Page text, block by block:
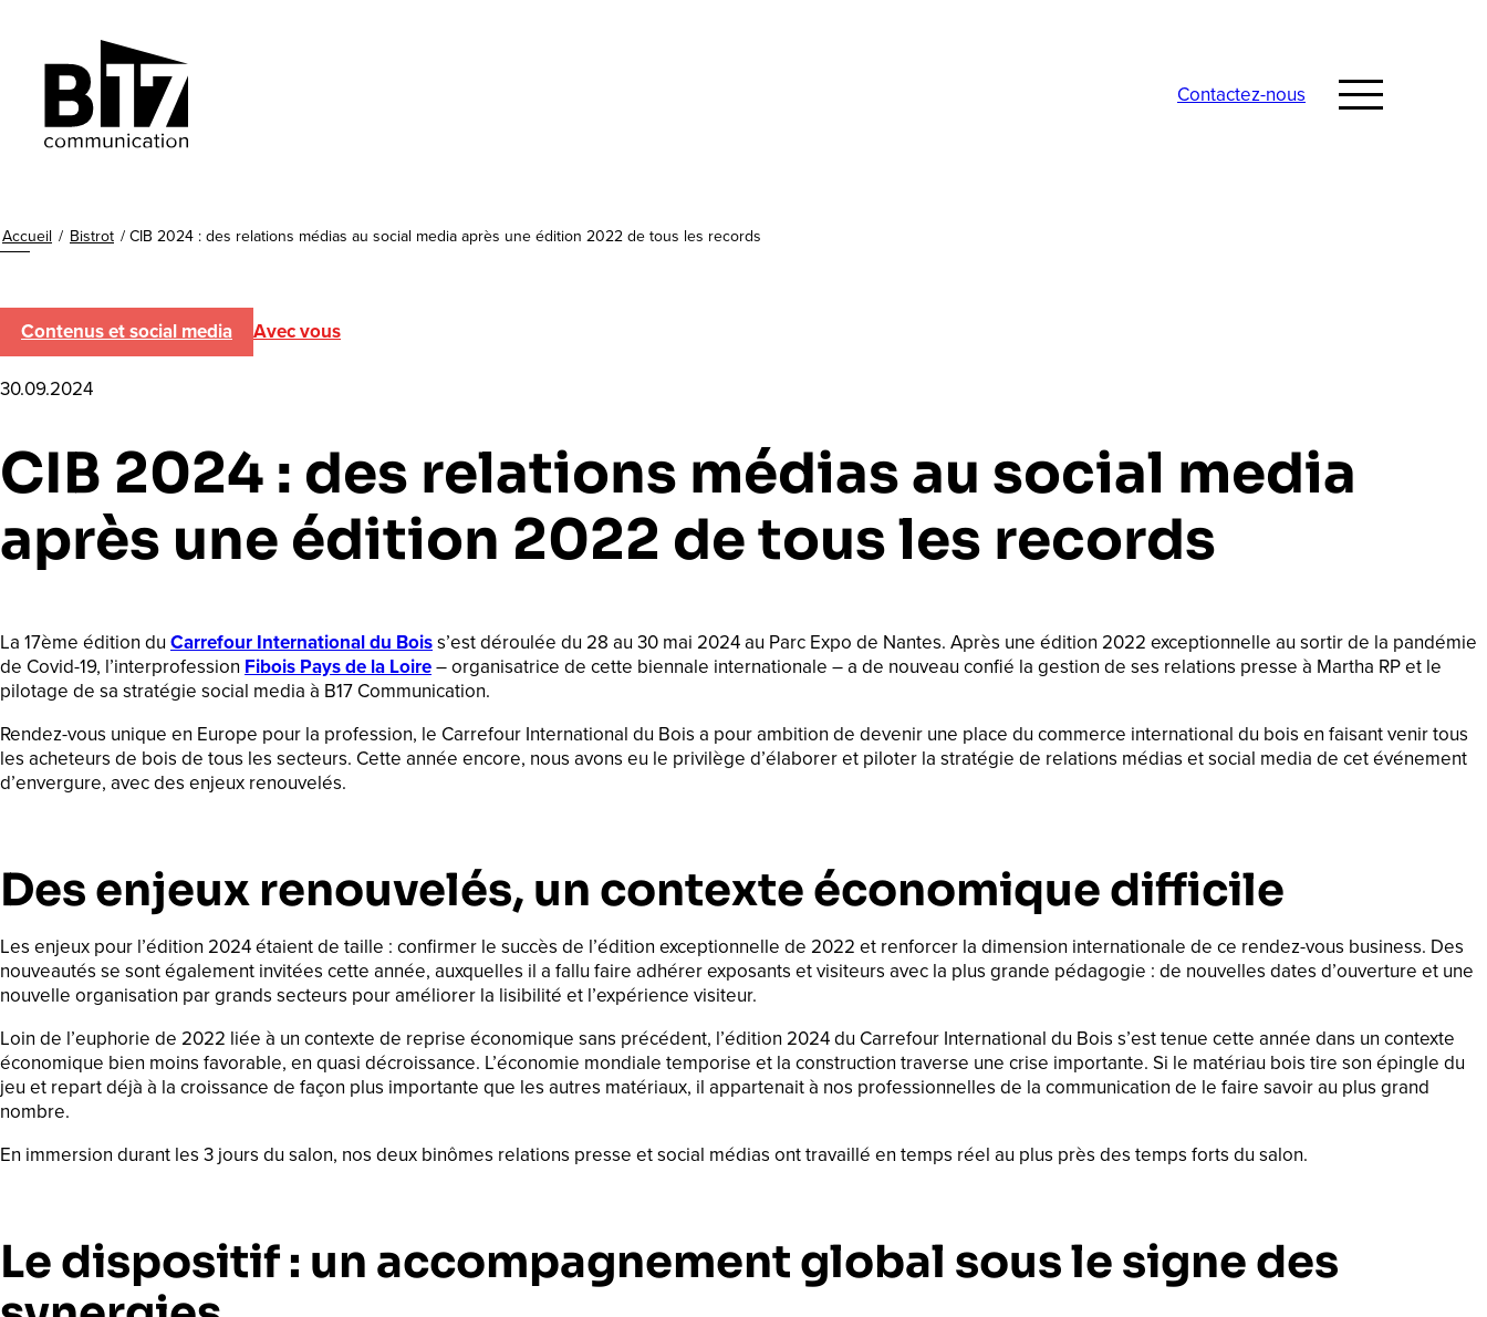
Contactez-nous
Accueil / Bistrot /CIB 2024 : des relations médias au social media après une édition 2022 de tous les records
Contenus et social media Avec vous
30.09.2024
CIB 2024 : des relations médias au social media
après une édition 2022 de tous les records
La 17ème édition du Carrefour International du Boiss’est déroulée du 28 au 30 mai 2024 au Parc Expo de Nantes. Après une édition 2022 exceptionnelle au sortir de la pandémie
de Covid-19, l’interprofession Fibois Pays de la Loire– organisatrice de cette biennale internationale – a de nouveau confié la gestion de ses relations presse à Martha RP et le
pilotage de sa stratégie social media à B17 Communication.
Rendez-vous unique en Europe pour la profession, le Carrefour International du Bois a pour ambition de devenir une place du commerce international du bois en faisant venir tous
les acheteurs de bois de tous les secteurs. Cette année encore, nous avons eu le privilège d’élaborer et piloter la stratégie de relations médias et social media de cet événement
d’envergure, avec des enjeux renouvelés.
Des enjeux renouvelés, un contexte économique difficile
Les enjeux pour l’édition 2024 étaient de taille : confirmer le succès de l’édition exceptionnelle de 2022 et renforcer la dimension internationale de ce rendez-vous business. Des
nouveautés se sont également invitées cette année, auxquelles il a fallu faire adhérer exposants et visiteurs avec la plus grande pédagogie : de nouvelles dates d’ouverture et une
nouvelle organisation par grands secteurs pour améliorer la lisibilité et l’expérience visiteur.
Loin de l’euphorie de 2022 liée à un contexte de reprise économique sans précédent, l’édition 2024 du Carrefour International du Bois s’est tenue cette année dans un contexte
économique bien moins favorable, en quasi décroissance. L’économie mondiale temporise et la construction traverse une crise importante. Si le matériau bois tire son épingle du
jeu et repart déjà à la croissance de façon plus importante que les autres matériaux, il appartenait à nos professionnelles de la communication de le faire savoir au plus grand
nombre.
En immersion durant les 3 jours du salon, nos deux binômes relations presse et social médias ont travaillé en temps réel au plus près des temps forts du salon.
Le dispositif : un accompagnement global sous le signe des